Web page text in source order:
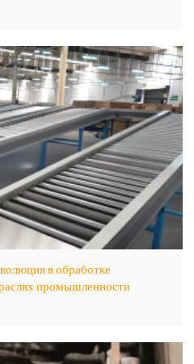
в обработке
промышленности